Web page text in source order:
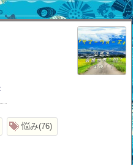
悩み 76